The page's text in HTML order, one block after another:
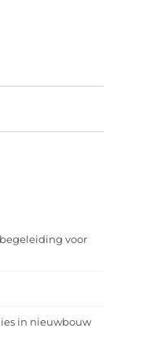
voor
in nieuwbouw